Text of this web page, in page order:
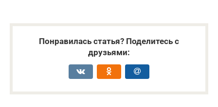
Понравилась статья? Поделитесь с
друзьями: